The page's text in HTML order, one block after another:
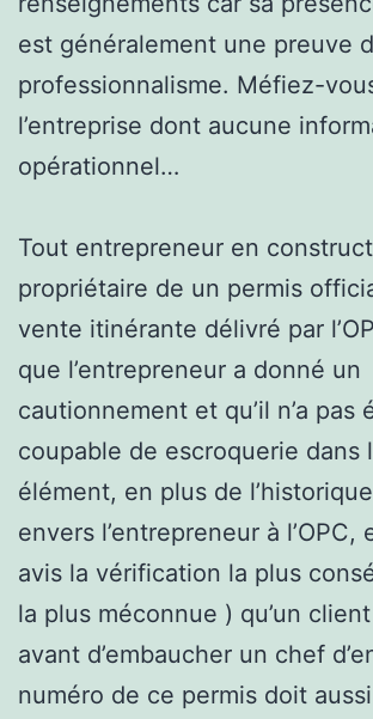
est généralement une preuve
professionnalisme. Méfiez-
l’entreprise dont aucune
opérationnel…
Tout entrepreneur en
propriétaire de un permis
vente itinérante délivré par
que l’entrepreneur a donné un
cautionnement et qu’il n’a pas
coupable de escroquerie dans
élément, en plus de
envers l’entrepreneur à l’OPC,
avis la vérification la plus
la plus méconnue ) qu’un
avant d’embaucher un chef
numéro de ce permis doit